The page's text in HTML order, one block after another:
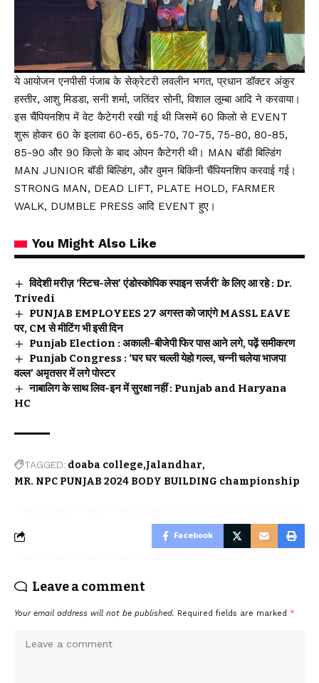
ये आयोजन एनपीसी पंजाब के सेक्रेटरी लवलीन भगत, प्रधान डॉक्टर अंकुर
हस्तीर, आशु मिडडा, सनी शर्मा, जतिंदर सोनी, विशाल लूम्बा आदि ने करवाया।
इस चैंपियनशिप में वेट कैटेगरी रखी गई थी जिसमें 60 किलो से EVENT
शुरू होकर 60 के इलावा 60-65, 65-70, 70-75, 75-80, 80-85,
85-90 और 90 किलो के बाद ओपन कैटेगरी थी। MAN बॉडी बिल्डिंग
MAN JUNIOR बॉडी बिल्डिंग, और वुमन बिकिनी चैंपियनशिप करवाई गई।
STRONG MAN, DEAD LIFT, PLATE HOLD, FARMER
WALK, DUMBLE PRESS आदि EVENT हुए।
You Might Also Like
विदेशी मरीज़ ‘स्टिच-लेस’ एंडोस्कोपिक स्पाइन सर्जरी’ के लिए आ रहे : Dr.
Trivedi
PUNJAB EMPLOYEES 27 अगस्त को जाएंगे MASSL EAVE
पर, CM से मीटिंग भी इसी दिन
Punjab Election : अकाली-बीजेपी फिर पास आने लगे, पढ़ें समीकरण
Punjab Congress : ‘घर घर चल्ली येहो गल्ल, चन्नी चलेया भाजपा
वल्ल’ अमृतसर में लगे पोस्टर
नाबालिग के साथ लिव-इन में सुरक्षा नहीं : Punjab and Haryana
HC
TAGGED: doaba college Jalandhar
MR. NPC PUNJAB 2024 BODY BUILDING championship
Facebook
Leave a comment
Your email address will not be published. Required fields are marked *